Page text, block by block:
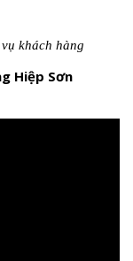
khách hàng
Hiệp Sơn